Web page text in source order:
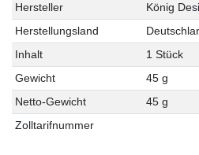
Hersteller
König
Herstellungsland
Inhalt
1 Stück
Gewicht
45 g
Netto-Gewicht
45 g
Zolltarifnummer